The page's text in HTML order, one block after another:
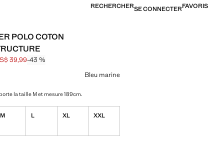
RECHERCHERSE CONNECTERFAVORIS
POLO COTON
[US$ 69,99 ]
39,99 ]
39,99-43 %
couleursélectionnée
Bleu ciel
Bleu marine
la taille M et mesure 189cm.
M L XL XXL